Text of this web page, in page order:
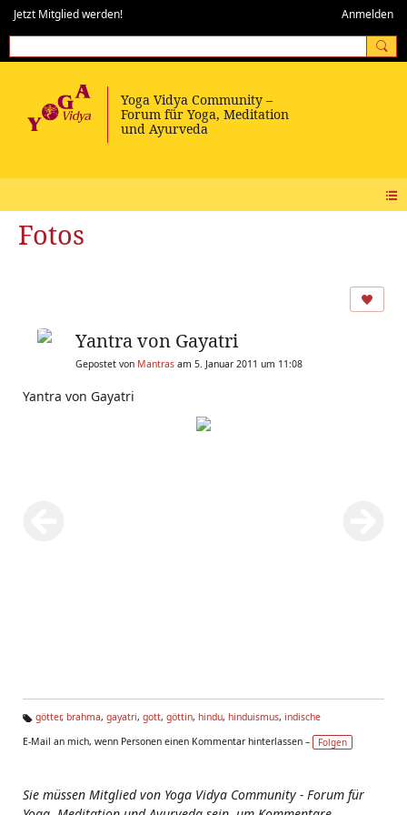
Jetzt Mitglied werden! Anmelden
Fotos
Yantra von Gayatri
Gepostet von Mantras am 5. Januar 2011 um 11:08
Yantra von Gayatri
g
götter, brahma, gayatri, gott, göttin, hindu, hinduismus, indische
E-Mail an mich, wenn Personen einen Kommentar hinterlassen –
Folgen
Sie müssen Mitglied von Yoga Vidya Community - Forum für